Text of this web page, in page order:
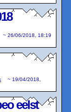
~ 26/06/2018, 18:19
~ 19/04/2018,
eelst